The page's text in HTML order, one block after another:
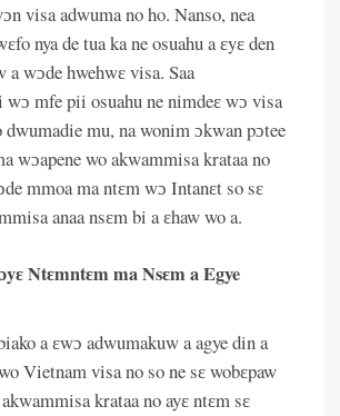
visa adwuma no ho. Nanso, nea
nya de tua ka ne osuahu a ɛyɛ den
a wɔde hwehwɛ visa. Saa
mfe pii osuahu ne nimdeɛ wɔ visa
mu, na wonim ɔkwan pɔtee
wɔapene wo akwammisa krataa no
mmoa ma ntɛm wɔ Intanɛt so sɛ
anaa nsɛm bi a ɛhaw wo a.
Ntɛmntɛm ma Nsɛm a Egye
a ɛwɔ adwumakuw a agye din a
Vietnam visa no so ne sɛ wobɛpaw
krataa no ayɛ ntɛm sɛ